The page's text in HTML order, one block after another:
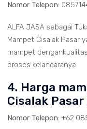
Nomor Telepon:
ALFA JASA sebagai
Mampet Cisalak Pasar
mampet
proses kelancaranya.
4. Harga
Cisalak Pasar
Nomor Telepon: +62